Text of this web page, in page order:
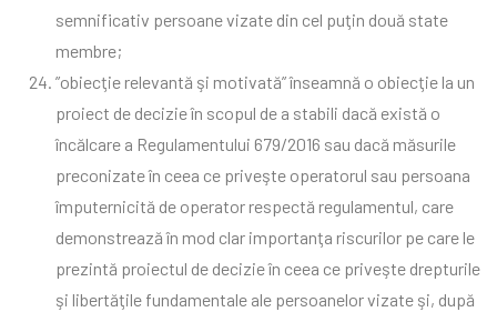
semnificativ persoane vizate din cel puţin două state
membre;
”obiecţie relevantă şi motivată” înseamnă o obiecţie la un
proiect de decizie în scopul de a stabili dacă există o
încălcare a Regulamentului 679/2016 sau dacă măsurile
preconizate în ceea ce priveşte operatorul sau persoana
împuternicită de operator respectă regulamentul, care
demonstrează în mod clar importanţa riscurilor pe care le
prezintă proiectul de decizie în ceea ce priveşte drepturile
şi libertăţile fundamentale ale persoanelor vizate şi, după